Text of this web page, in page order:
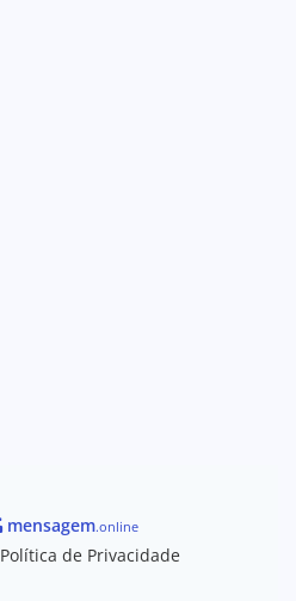
mensagem.online
Política de Privacidade